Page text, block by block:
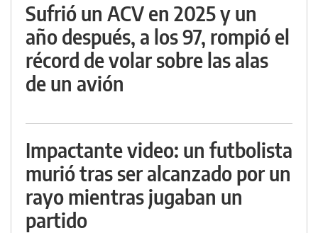
Sufrió un ACV en 2025 y un
año después, a los 97, rompió el
récord de volar sobre las alas
de un avión
Impactante video: un futbolista
murió tras ser alcanzado por un
rayo mientras jugaban un
partido